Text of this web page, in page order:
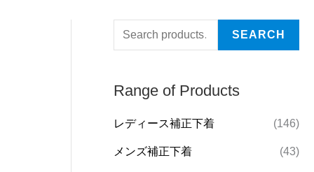
SEARCH
Range of Products
レディース補正下着 (146)
メンズ補正下着 (43)